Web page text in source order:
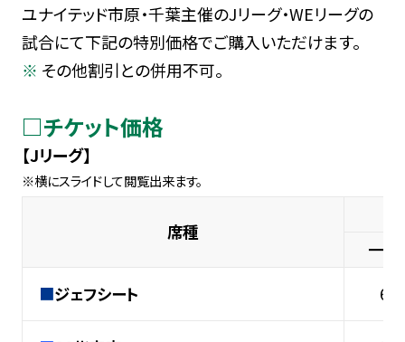
ユナイテッド市原・千葉主催のJリーグ・WEリーグの
試合にて下記の特別価格でご購入いただけます。
その他割引との併用不可。
□チケット価格
【Jリーグ】
席種
一般
■ジェフシート